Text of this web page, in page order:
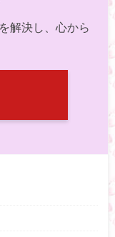
解決し、心から